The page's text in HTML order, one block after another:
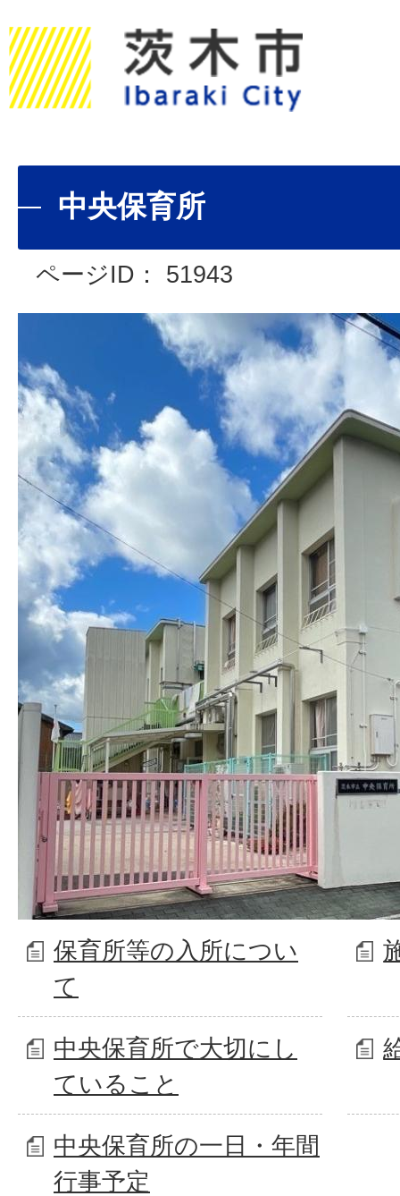
中央保育所
ページID： 51943
保育所等の入所につい
て
中央保育所で大切にし
ていること
中央保育所の一日・年間
行事予定